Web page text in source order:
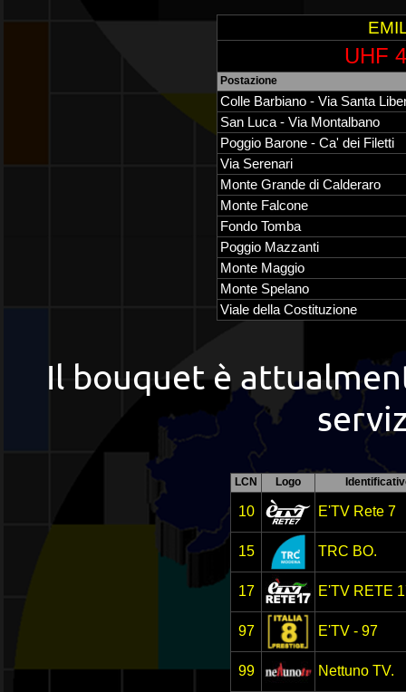
UHF
Postazione
Colle Barbiano - Via Santa
San Luca - Via Montalbano
Poggio Barone - Ca' dei Filetti
Via Serenari
Monte Grande di Calderaro
Monte Falcone
Fondo Tomba
Poggio Mazzanti
Monte Maggio
Monte Spelano
Viale della Costituzione
Il bouquet è
LCN Logo
10 E'TV Rete 7
15 TRC BO.
17 E'TV RETE
97 E'TV - 97
99 Nettuno TV.